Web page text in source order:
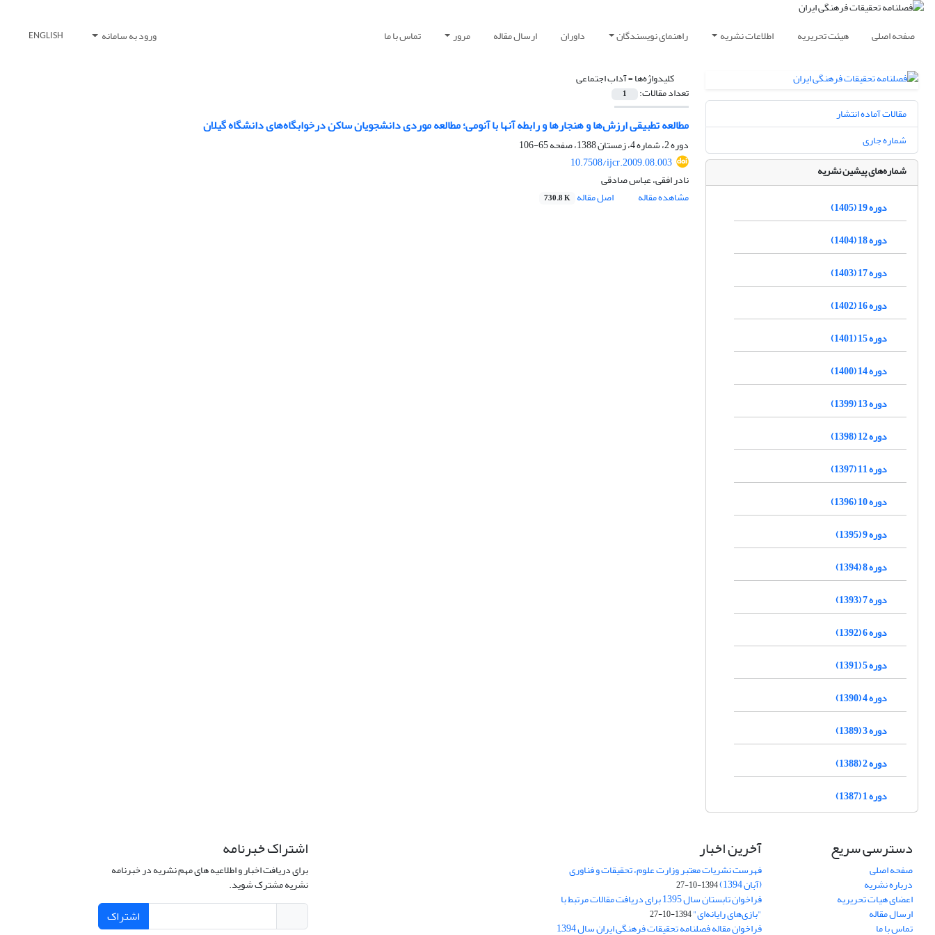
صفحه اصلی هیئت تحریریه اطلاعات نشریه راهنمای نویسندگان داوران ارسال مقاله مرور تماس با ما ورود به سامانه ENGLISH
کلیدواژه‌ها =آداب اجتماعی
تعداد مقالات: 1
مطالعه تطبیقی ارزش‌ها و هنجارها و رابطه آنها با آنومی؛ مطالعه موردی دانشجویان ساکن درخوابگاه‌های دانشگاه گیلان
دوره 2، شماره 4، زمستان 1388، صفحه
65-106
10.7508/ijcr.2009.08.003
نادر افقی، عباس صادقی
مشاهده مقاله
اصل مقاله 730.8 K
مقالات آماده انتشار
شماره جاری
شماره‌های پیشین نشریه
دوره 19 (1405)
دوره 18 (1404)
دوره 17 (1403)
دوره 16 (1402)
دوره 15 (1401)
دوره 14 (1400)
دوره 13 (1399)
دوره 12 (1398)
دوره 11 (1397)
دوره 10 (1396)
دوره 9 (1395)
دوره 8 (1394)
دوره 7 (1393)
دوره 6 (1392)
دوره 5 (1391)
دوره 4 (1390)
دوره 3 (1389)
دوره 2 (1388)
دوره 1 (1387)
دسترسی سریع
صفحه اصلی
درباره نشریه
اعضای هیات تحریریه
ارسال مقاله
تماس با ما
آخرین اخبار
فهرست نشریات معتبر وزارت علوم، تحقیقات و فناوری
(آبان 1394) 1394-10-27
فراخوان تابستان سال 1395 برای دریافت مقالات مرتبط با
"بازی‌های رایانه‌ای"1394-10-27
فراخوان مقاله فصلنامه تحقیقات فرهنگی ایران سال 1394
اشتراک خبرنامه
برای دریافت اخبار و اطلاعیه های مهم نشریه در خبرنامه
نشریه مشترک شوید.
اشتراک